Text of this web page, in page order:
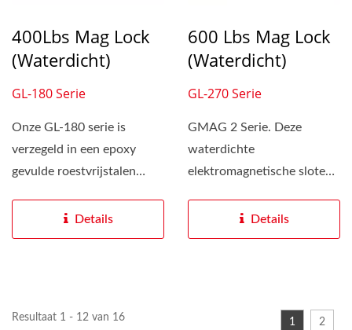
400Lbs Mag Lock
(Waterdicht)
GL-180 Serie
Onze GL-180 serie is
verzegeld in een epoxy
gevulde roestvrijstalen
Details
600 Lbs Mag Lock
(Waterdicht)
GL-270 Serie
GMAG 2 Serie. Deze
waterdichte
elektromagnetische sloten
afgesloten...Details
Resultaat 1 - 12 van 16 1 2